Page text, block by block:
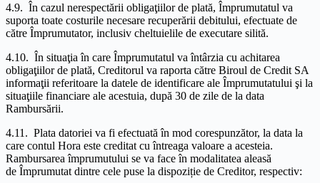
4.9. În cazul nerespectării obligaţiilor de plată, Împrumutatul va
suporta toate costurile necesare recuperării debitului, efectuate de
către Împrumutator, inclusiv cheltuielile de executare silită.
4.10. În situaţia în care Împrumutatul va întârzia cu achitarea
obligaţiilor de plată, Creditorul va raporta către Biroul de Credit SA
informaţii referitoare la datele de identificare ale Împrumutatului şi la
situaţiile financiare ale acestuia, după 30 de zile de la data
Rambursării.
4.11. Plata datoriei va fi efectuată în mod corespunzător, la data la
care contul Hora este creditat cu întreaga valoare a acesteia.
Rambursarea împrumutului se va face în modalitatea aleasă
de Împrumutat dintre cele puse la dispoziție de Creditor, respectiv: